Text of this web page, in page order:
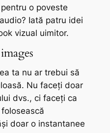
o poveste
Iată patru idei
vizual uimitor.
ta nu ar trebui să
Nu faceți doar
dvs., ci faceți ca
doar o instantanee